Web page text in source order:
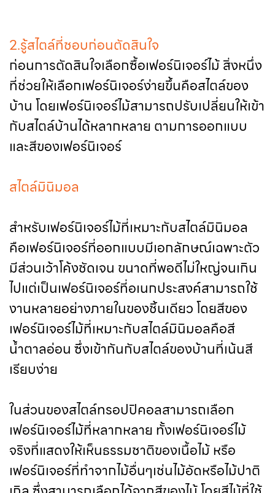
2.รู้สไตล์ที่ชอบก่อนตัดสินใจ
ก่อนการตัดสินใจเลือกซื้อเฟอร์นิเจอร์ไม้ สิ่งหนึ่ง
ที่ช่วยให้เลือกเฟอร์นิเจอร์ง่ายขึ้นคือสไตล์ของ
บ้าน โดยเฟอร์นิเจอร์ไม้สามารถปรับเปลี่ยนให้เข้า
กับสไตล์บ้านได้หลากหลาย ตามการออกแบบ
และสีของเฟอร์นิเจอร์
สไตล์มินิมอล
สำหรับเฟอร์นิเจอร์ไม้ที่เหมาะกับสไตล์มินิมอล
คือเฟอร์นิเจอร์ที่ออกแบบมีเอกลักษณ์เฉพาะตัว
มีส่วนเว้าโค้งชัดเจน ขนาดที่พอดีไม่ใหญ่จนเกิน
ไปแต่เป็นเฟอร์นิเจอร์ที่อเนกประสงค์สามารถใช้
งานหลายอย่างภายในของชิ้นเดียว โดยสีของ
เฟอร์นิเจอร์ไม้ที่เหมาะกับสไตล์มินิมอลคือสี
น้ำตาลอ่อน ซึ่งเข้ากันกับสไตล์ของบ้านที่เน้นสี
เรียบง่าย
ในส่วนของสไตล์ทรอปปิคอลสามารถเลือก
เฟอร์นิเจอร์ไม้ที่หลากหลาย ทั้งเฟอร์นิเจอร์ไม้
จริงที่แสดงให้เห็นธรรมชาติของเนื้อไม้ หรือ
เฟอร์นิเจอร์ที่ทำจากไม้อื่นๆเช่นไม้อัดหรือไม้ปาติ